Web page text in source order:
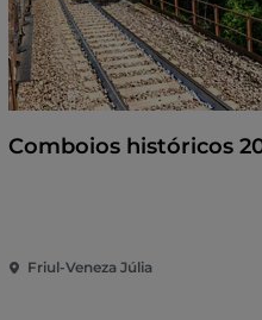
Comboios históricos
Friul-Veneza Júlia